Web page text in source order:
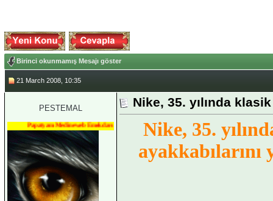
Birinci okunmamış Mesajı göster
21 March 2008, 10:35
PESTEMAL
Papatyam Medineweb Emekdarı
Nike, 35. yılında
Nike, 35.